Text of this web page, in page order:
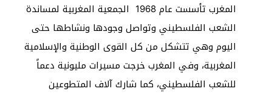
المغرب تأسست عام 1968 الجمعية المغربية لمساندة
الشعب الفلسطيني وتواصل وجودها ونشاطها حتى
اليوم وهي تتشكل من كل القوى الوطنية والإسلامية
المغربية، وفي المغرب خرجت مسيرات مليونية دعماً
للشعب الفلسطيني، كما شارك آلاف المتطوعين